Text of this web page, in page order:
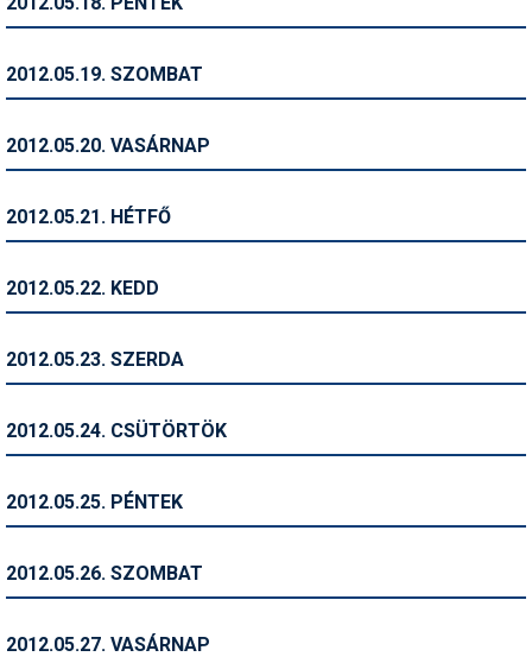
Snowboard
Szakértők
Telemark
Történelem
Utazási tippek
2012.05.19. SZOMBAT
2012.05.20. VASÁRNAP
2012.05.21. HÉTFŐ
2012.05.22. KEDD
2012.05.23. SZERDA
2012.05.24. CSÜTÖRTÖK
2012.05.25. PÉNTEK
2012.05.26. SZOMBAT
2012.05.27. VASÁRNAP